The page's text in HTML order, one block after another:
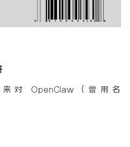
对 OpenClaw（曾用名